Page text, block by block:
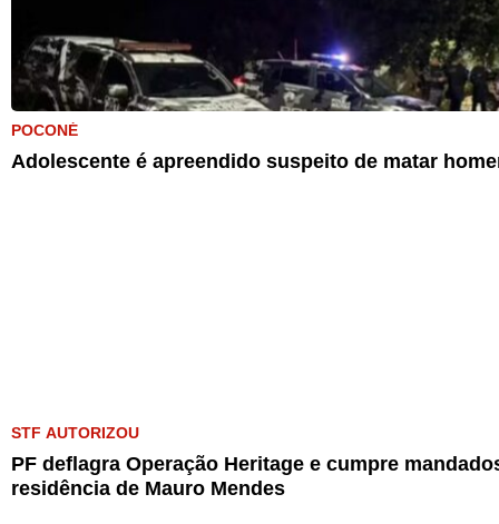
POCONÉ
Adolescente é apreendido suspeito de matar
STF AUTORIZOU
PF deflagra Operação Heritage e cumpre
residência de Mauro Mendes